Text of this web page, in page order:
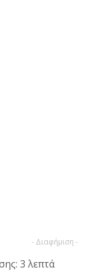
- Διαφήμιση -
3 λεπτά